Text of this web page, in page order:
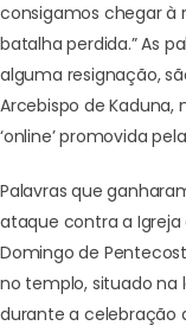
consigamos chegar à
batalha perdida.” As
alguma resignação,
Arcebispo de Kaduna,
‘online’ promovida
Palavras que
ataque contra a Igreja
Domingo de
no templo, situado na
durante a celebração